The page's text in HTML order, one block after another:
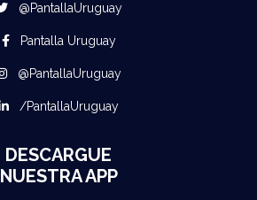
@PantallaUruguay
Pantalla Uruguay
@PantallaUruguay
/PantallaUruguay
DESCARGUE
NUESTRA APP